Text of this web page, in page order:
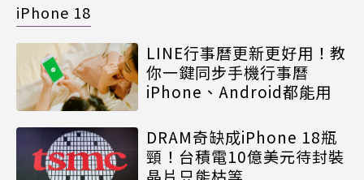
iPhone 18
LINE行事曆更新更好用！教
你一鍵同步手機行事曆
iPhone、Android都能用
DRAM奇缺成iPhone 18瓶
頸！台積電10億美元待封裝